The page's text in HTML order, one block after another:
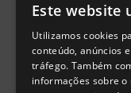
Centro de
Este website
Utilizamos cookies
conteúdo, anúncios
tráfego. Também
informações sobre o